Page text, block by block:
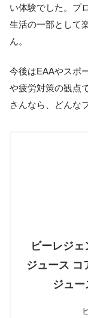
い体験でした。プ
生活の一部として
ん。
今後はEAAやスポ
や疲労対策の観点
さんなら、どんな
ビーレジ
ジュース コ
ジュ